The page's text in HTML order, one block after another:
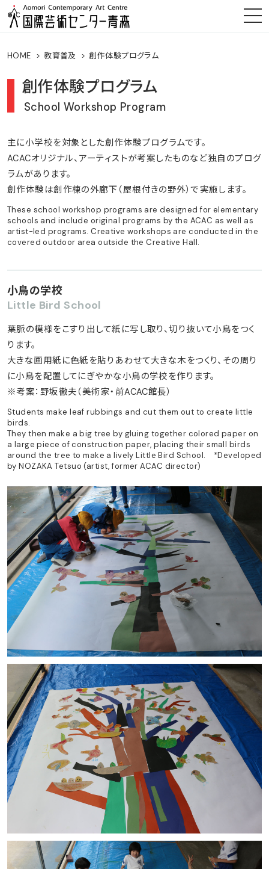
HOME 教育普及 創作体験プログラム
創作体験プログラム
School Workshop Program
主に小学校を対象とした創作体験プログラムです。
ACACオリジナル、アーティストが考案したものなど独自のプログ
ラムがあります。
創作体験は創作棟の外廊下（屋根付きの野外）で実施します。
These school workshop programs are designed for elementary
schools and include original programs by the ACAC as well as
artist-led programs. Creative workshops are conducted in the
covered outdoor area outside the Creative Hall.
小鳥の学校
Little Bird School
葉脈の模様をこすり出して紙に写し取り、切り抜いて小鳥をつく
ります。
大きな画用紙に色紙を貼りあわせて大きな木をつくり、その周り
に小鳥を配置してにぎやかな小鳥の学校を作ります。
※考案：野坂徹夫（美術家・前ACAC館長）
Students make leaf rubbings and cut them out to create little
birds.
They then make a big tree by gluing together colored paper on
a large piece of construction paper, placing their small birds
around the tree to make a lively Little Bird School. *Developed
by NOZAKA Tetsuo (artist, former ACAC director)